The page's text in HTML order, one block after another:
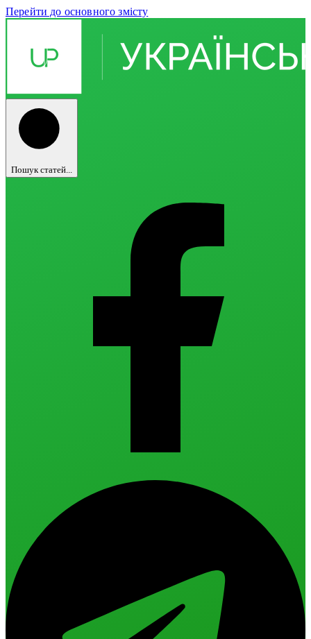
Перейти до основного змісту
Пошук статей...